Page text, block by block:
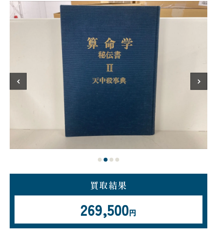
買取結果
269,500円